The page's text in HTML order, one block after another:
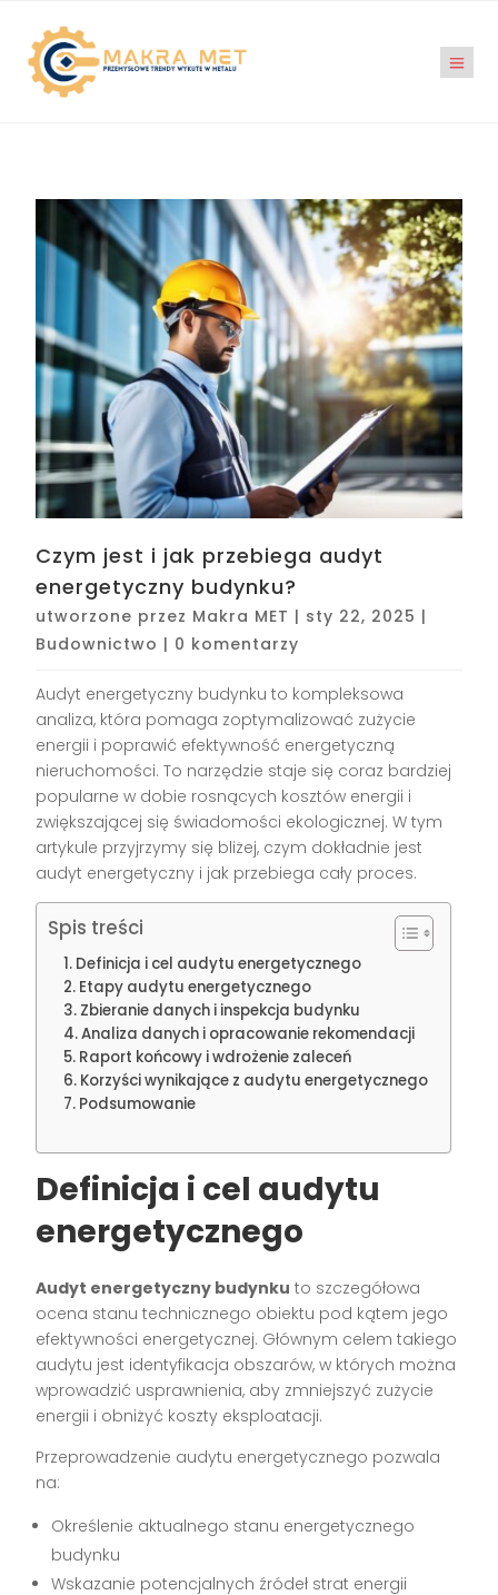
Czym jest i jak przebiega audyt
energetyczny budynku?
utworzone przez Makra MET | sty 22, 2025 |
Budownictwo | 0 komentarzy
Audyt energetyczny budynku to kompleksowa
analiza, która pomaga zoptymalizować zużycie
energii i poprawić efektywność energetyczną
nieruchomości. To narzędzie staje się coraz bardziej
popularne w dobie rosnących kosztów energii i
zwiększającej się świadomości ekologicznej. W tym
artykule przyjrzymy się bliżej, czym dokładnie jest
audyt energetyczny i jak przebiega cały proces.
Spis treści
Definicja i cel audytu energetycznego
Etapy audytu energetycznego
Zbieranie danych i inspekcja budynku
Analiza danych i opracowanie rekomendacji
Raport końcowy i wdrożenie zaleceń
Korzyści wynikające z audytu energetycznego
Podsumowanie
Definicja i cel audytu
energetycznego
Audyt energetyczny budynku to szczegółowa
ocena stanu technicznego obiektu pod kątem jego
efektywności energetycznej. Głównym celem takiego
audytu jest identyfikacja obszarów, w których można
wprowadzić usprawnienia, aby zmniejszyć zużycie
energii i obniżyć koszty eksploatacji.
Przeprowadzenie audytu energetycznego pozwala
na:
Określenie aktualnego stanu energetycznego
budynku
Wskazanie potencjalnych źródeł strat energii